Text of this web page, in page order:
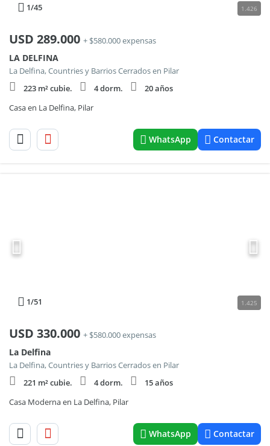
1/45 1.426
USD 289.000 + $580.000 expensas
LA DELFINA
La Delfina, Countries y Barrios Cerrados en Pilar
223 m² cubie.
4 dorm.
20 años
Casa en La Delfina, Pilar
WhatsApp Contactar
1/51 1.425
USD 330.000 + $580.000 expensas
La Delfina
La Delfina, Countries y Barrios Cerrados en Pilar
221 m² cubie.
4 dorm.
15 años
Casa Moderna en La Delfina, Pilar
WhatsApp Contactar